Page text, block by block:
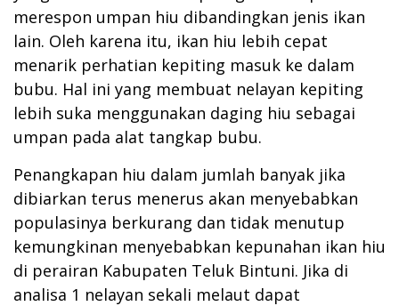
merespon umpan hiu dibandingkan jenis ikan
lain. Oleh karena itu, ikan hiu lebih cepat
menarik perhatian kepiting masuk ke dalam
bubu. Hal ini yang membuat nelayan kepiting
lebih suka menggunakan daging hiu sebagai
umpan pada alat tangkap bubu.
Penangkapan hiu dalam jumlah banyak jika
dibiarkan terus menerus akan menyebabkan
populasinya berkurang dan tidak menutup
kemungkinan menyebabkan kepunahan ikan hiu
di perairan Kabupaten Teluk Bintuni. Jika di
analisa 1 nelayan sekali melaut dapat